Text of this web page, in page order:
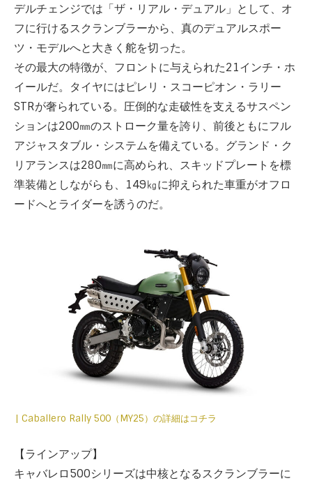
デルチェンジでは「ザ・リアル・デュアル」として、オ
フに行けるスクランブラーから、真のデュアルスポー
ツ・モデルへと大きく舵を切った。
その最大の特徴が、フロントに与えられた21インチ・ホ
イールだ。タイヤにはピレリ・スコーピオン・ラリー
STRが奢られている。圧倒的な走破性を支えるサスペン
ションは200㎜のストローク量を誇り、前後ともにフル
アジャスタブル・システムを備えている。グランド・ク
リアランスは280㎜に高められ、スキッドプレートを標
準装備としながらも、149㎏に抑えられた車重がオフロ
ードへとライダーを誘うのだ。
| Caballero Rally 500（MY25）の詳細はコチラ
【ラインアップ】
キャバレロ500シリーズは中核となるスクランブラーに